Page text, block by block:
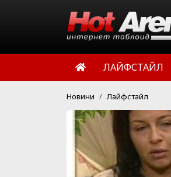
ЛАЙФСТАЙЛ
Новини Лайфстайл